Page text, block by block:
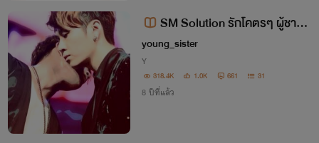
SM Solution รักโคตรๆ ผู้ชายข
องกู !!
young_sister
Y
318.4K 1.0K 661 31
8 ปีที่แล้ว